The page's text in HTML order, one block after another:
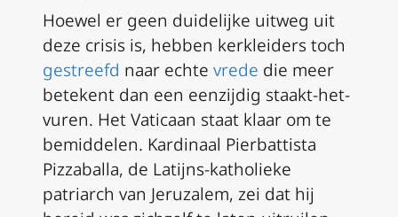
Hoewel er geen duidelijke uitweg uit
deze crisis is, hebben kerkleiders toch
gestreefd naar echte vrede die meer
betekent dan een eenzijdig staakt-het-
vuren. Het Vaticaan staat klaar om te
bemiddelen. Kardinaal Pierbattista
Pizzaballa, de Latijns-katholieke
patriarch van Jeruzalem, zei dat hij